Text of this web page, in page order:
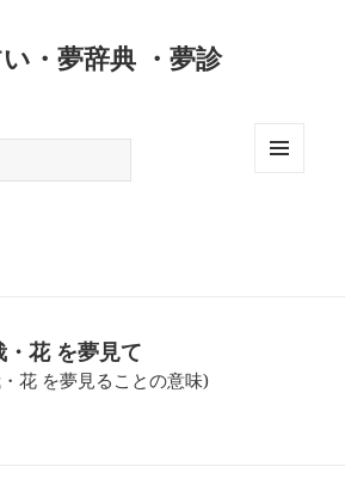
・夢辞典 ・夢診
花 を夢見て
花 を夢見ることの意味)